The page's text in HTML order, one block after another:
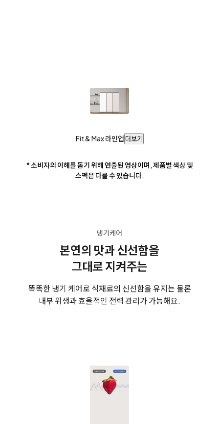
Fit & Max 라인업 더보기
* 소비자의 이해를 돕기 위해 연출된 영상이며, 제품별 색상 및
스펙은 다를 수 있습니다.
냉기케어
본연의 맛과 신선함을
그대로 지켜주는
똑똑한 냉기 케어로 식재료의 신선함을 유지는 물론
내부 위생과 효율적인 전력 관리가 가능해요.